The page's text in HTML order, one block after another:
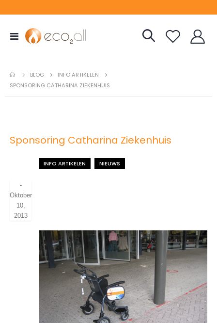
Toggle
Nav
BLOG
INFO ARTIKELEN
SPONSORING CATHARINA ZIEKENHUIS
Sponsoring Catharina Ziekenhuis
INFO ARTIKELEN NIEUWS
-
Oktober
10,
2013